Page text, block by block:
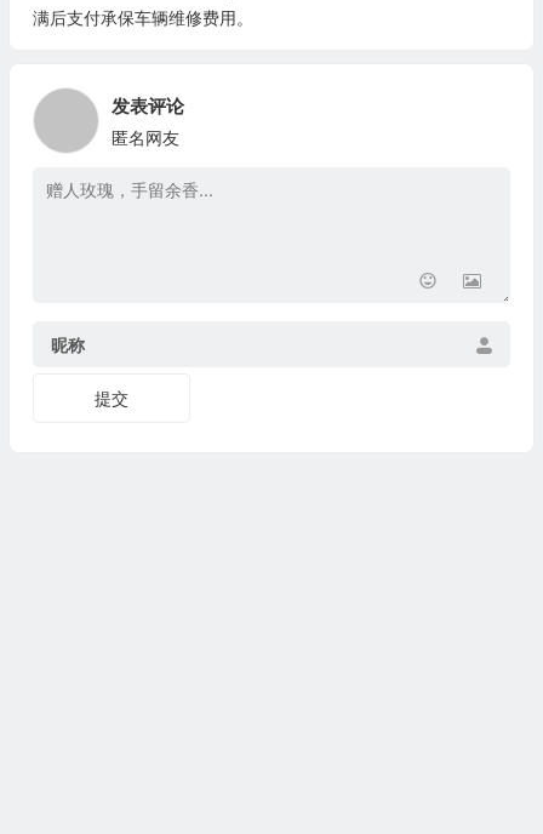
满后支付承保车辆维修费用。
发表评论
匿名网友
昵称